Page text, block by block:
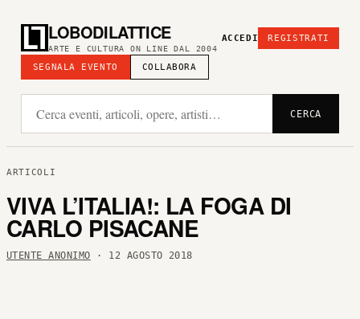
LOBODILATTICE
ARTE E CULTURA ON LINE DAL 2004
SEGNALA EVENTO COLLABORA
ACCEDI REGISTRATI
CERCA
ARTICOLI
VIVA L’ITALIA!: LA FOGA DI
CARLO PISACANE
UTENTE ANONIMO · 12 AGOSTO 2018